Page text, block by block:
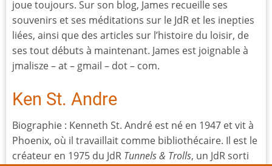
joue toujours. Sur son blog, James recueille ses
souvenirs et ses méditations sur le JdR et les inepties
liées, ainsi que des articles sur l’histoire du loisir, de
ses tout débuts à maintenant. James est joignable à
jmalisze – at – gmail – dot – com.
Ken St. Andre
Biographie : Kenneth St. André est né en 1947 et vit à
Phoenix, où il travaillait comme bibliothécaire. Il est le
créateur en 1975 du JdR Tunnels & Trolls, un JdR sorti